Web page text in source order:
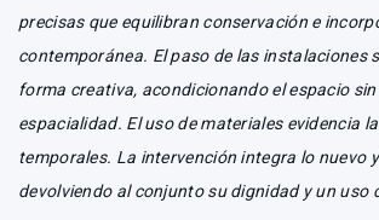
precisas que equilibran conservación e
contemporánea. El paso de las instalaciones
forma creativa, acondicionando el espacio
espacialidad. El uso de materiales evidencia
temporales. La intervención integra lo nuevo
devolviendo al conjunto su dignidad y un uso